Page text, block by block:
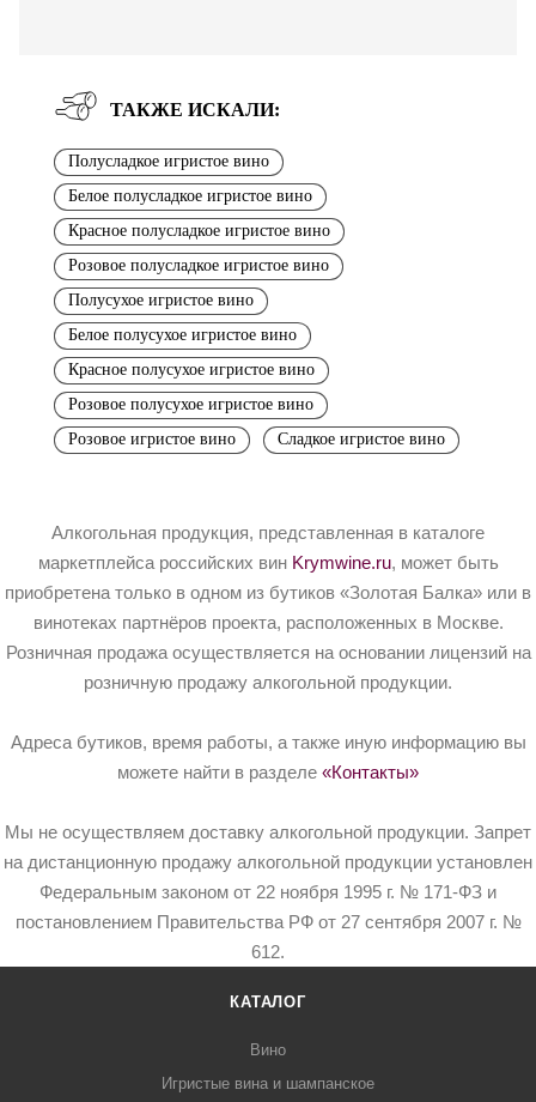
ТАКЖЕ ИСКАЛИ:
Полусладкое игристое вино
Белое полусладкое игристое вино
Красное полусладкое игристое вино
Розовое полусладкое игристое вино
Полусухое игристое вино
Белое полусухое игристое вино
Красное полусухое игристое вино
Розовое полусухое игристое вино
Розовое игристое вино
Сладкое игристое вино
Алкогольная продукция, представленная в каталоге
маркетплейса российских вин Krymwine.ru, может быть
приобретена только в одном из бутиков «Золотая Балка» или в
винотеках партнёров проекта, расположенных в Москве.
Розничная продажа осуществляется на основании лицензий на
розничную продажу алкогольной продукции.
Адреса бутиков, время работы, а также иную информацию вы
можете найти в разделе «Контакты»
Мы не осуществляем доставку алкогольной продукции. Запрет
на дистанционную продажу алкогольной продукции установлен
Федеральным законом от 22 ноября 1995 г. № 171-ФЗ и
постановлением Правительства РФ от 27 сентября 2007 г. №
612.
КАТАЛОГ
Вино
Игристые вина и шампанское